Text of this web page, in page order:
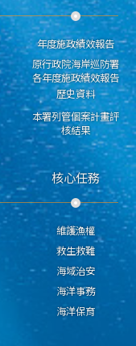
年度施政績效報告
原行政院海岸巡防署
各年度施政績效報告
歷史資料
本署列管個案計畫評
核結果
核心任務
維護漁權
救生救難
海域治安
海洋事務
海洋保育